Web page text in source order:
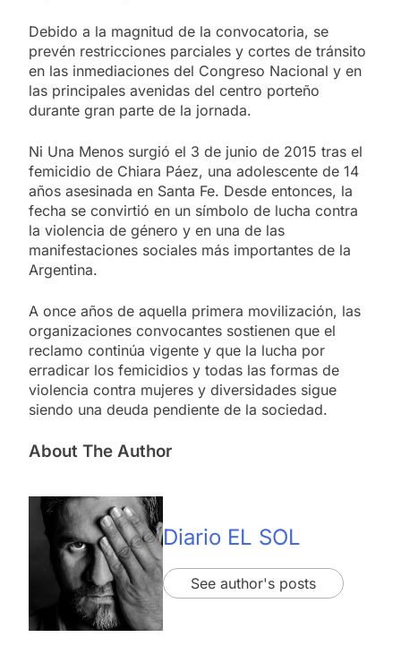
Debido a la magnitud de la convocatoria, se
prevén restricciones parciales y cortes de tránsito
en las inmediaciones del Congreso Nacional y en
las principales avenidas del centro porteño
durante gran parte de la jornada.
Ni Una Menos surgió el 3 de junio de 2015 tras el
femicidio de Chiara Páez, una adolescente de 14
años asesinada en Santa Fe. Desde entonces, la
fecha se convirtió en un símbolo de lucha contra
la violencia de género y en una de las
manifestaciones sociales más importantes de la
Argentina.
A once años de aquella primera movilización, las
organizaciones convocantes sostienen que el
reclamo continúa vigente y que la lucha por
erradicar los femicidios y todas las formas de
violencia contra mujeres y diversidades sigue
siendo una deuda pendiente de la sociedad.
About The Author
Diario EL SOL
See author's posts